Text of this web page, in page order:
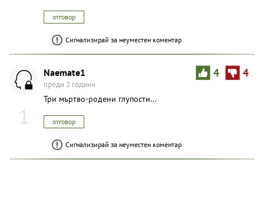
отговор
Сигнализирай за неуместен коментар
1
4 4
Naemate1
преди 2 години
Три мъртво-родени глупости...
отговор
Сигнализирай за неуместен коментар